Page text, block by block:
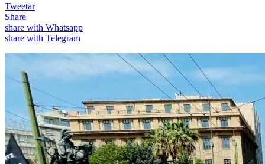
Tweetar
Share
share with Whatsapp
share with Telegram